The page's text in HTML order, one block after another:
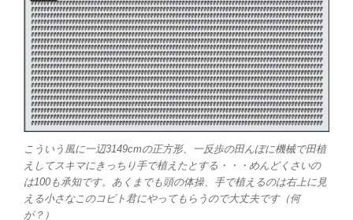
こういう風に一辺3149cmの正方形、一反歩の田んぼに機械で田植
えしてスキマにきっちり手で植えたとする・・・めんどくさいの
は100も承知です。あくまでも頭の体操、手で植えるのは右上に見
える小さなこのコビト君にやってもらうので大丈夫です（何
が？）